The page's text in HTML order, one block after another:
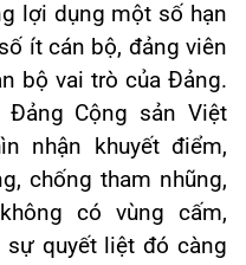
lợi dụng một số hạn
ít cán bộ, đảng viên
bộ vai trò của Đảng.
Đảng Cộng sản Việt
nhận khuyết điểm,
chống tham nhũng,
có vùng cấm,
sự quyết liệt đó càng